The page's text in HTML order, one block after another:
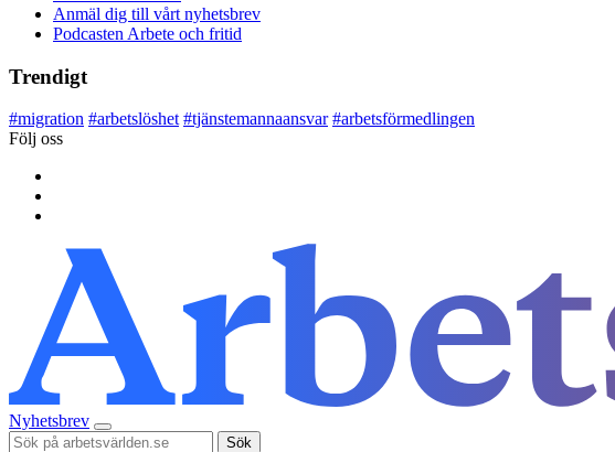
Anmäl dig till vårt nyhetsbrev
Podcasten Arbete och fritid
Trendigt
#migration #arbetslöshet #tjänstemannaansvar #arbetsförmedlingen
Följ oss
Nyhetsbrev
Sök